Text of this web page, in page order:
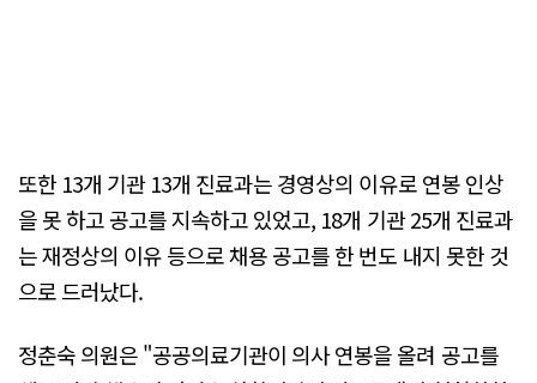
또한 13개 기관 13개 진료과는 경영상의 이유로 연봉 인상
을 못 하고 공고를 지속하고 있었고, 18개 기관 25개 진료과
는 재정상의 이유 등으로 채용 공고를 한 번도 내지 못한 것
으로 드러났다.
정춘숙 의원은 "공공의료기관이 의사 연봉을 올려 공고를